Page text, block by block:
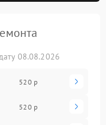
08.08.2026
520 р
520 р